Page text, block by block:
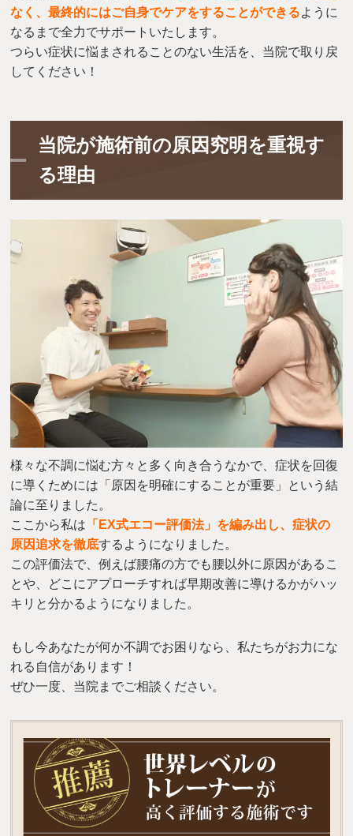
なく、最終的にはご自身でケアをすることができるように
なるまで全力でサポートいたします。
つらい症状に悩まされることのない生活を、当院で取り戻
してください！
当院が施術前の原因究明を重視す
る理由
様々な不調に悩む方々と多く向き合うなかで、症状を回復
に導くためには「原因を明確にすることが重要」という結
論に至りました。
ここから私は 「EX式エコー評価法」を編み出し、症状の
原因追求を徹底するようになりました。
この評価法で、例えば腰痛の方でも腰以外に原因があるこ
とや、どこにアプローチすれば早期改善に導けるかがハッ
キリと分かるようになりました。
もし今あなたが何か不調でお困りなら、私たちがお力にな
れる自信があります！
ぜひ一度、当院までご相談ください。